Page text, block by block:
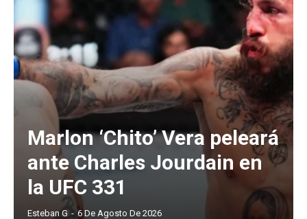
Marlon ‘Chito’ Vera peleará
ante Charles Jourdain en
la UFC 331
Esteban G - 6 De Agosto De 2026